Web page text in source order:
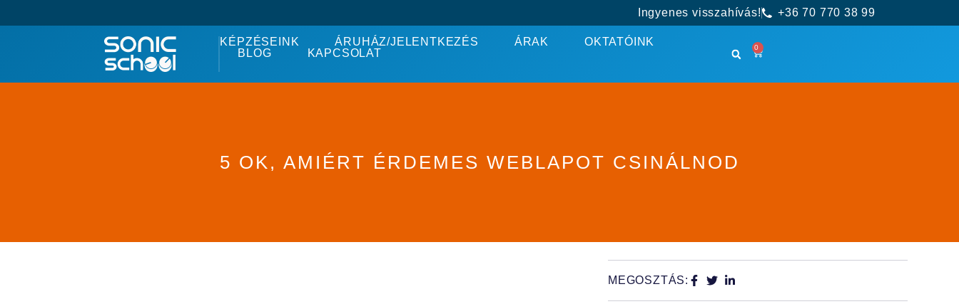
Ingyenes visszahívás! +36 70 770 38 99
KÉPZÉSEINK ÁRUHÁZ/JELENTKEZÉS ÁRAK
OKTATÓINK
BLOG
KAPCSOLAT 0
5 OK, AMIÉRT ÉRDEMES WEBLAPOT CSINÁLNOD
MEGOSZTÁS: